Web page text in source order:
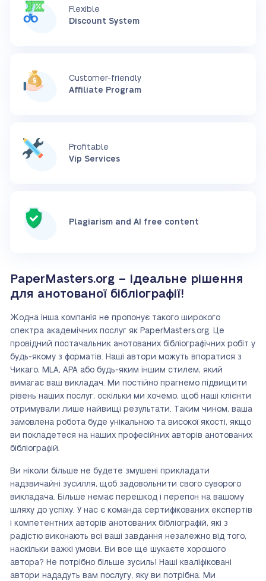
Flexible
Discount System
Customer-friendly
Affiliate Program
Profitable
Vip Services
Plagiarism and AI free content
PaperMasters.org – ідеальне рішення
для анотованої бібліографії!
Жодна інша компанія не пропонує такого широкого
спектра академічних послуг як PaperMasters.org. Це
провідний постачальник анотованих бібліографічних робіт у
будь-якому з форматів. Наші автори можуть впоратися з
Чикаго, MLA, APA або будь-яким іншим стилем, який
вимагає ваш викладач. Ми постійно прагнемо підвищити
рівень наших послуг, оскільки ми хочемо, щоб наші клієнти
отримували лише найвищі результати. Таким чином, ваша
замовлена робота буде унікальною та високої якості, якщо
ви покладетеся на наших професійних авторів анотованих
бібліографій.
Ви ніколи більше не будете змушені прикладати
надзвичайні зусилля, щоб задовольнити свого суворого
викладача. Більше немає перешкод і перепон на вашому
шляху до успіху. У нас є команда сертифікованих експертів
і компетентних авторів анотованих бібліографій, які з
радістю виконають всі ваші завдання незалежно від того,
наскільки важкі умови. Ви все ще шукаєте хорошого
автора? Не потрібно більше зусиль! Наші кваліфіковані
автори нададуть вам послугу, яку ви потрібна. Ми